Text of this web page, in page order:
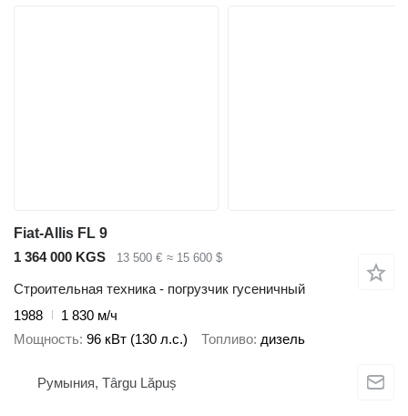
Fiat-Allis FL 9
1 364 000 KGS
13 500 € ≈ 15 600 $
Строительная техника - погрузчик гусеничный
1988
1 830 м/ч
Мощность 96 кВт (130 л.с.) Топливо дизель
Румыния, Târgu Lăpuș